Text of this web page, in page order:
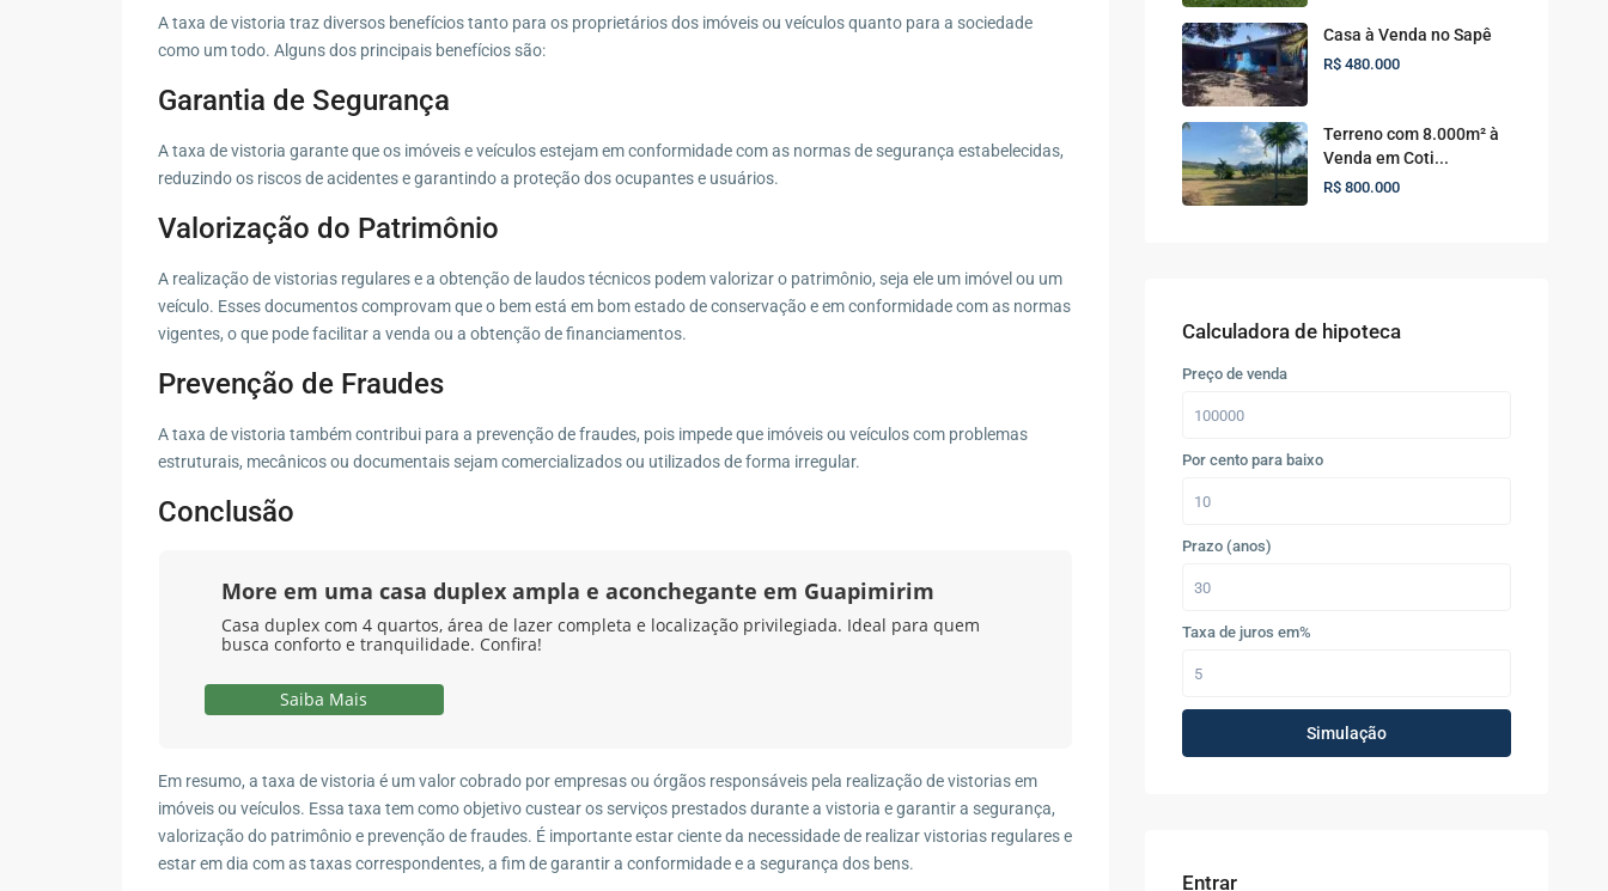
A taxa de vistoria traz diversos benefícios tanto para os proprietários dos imóveis ou veículos quanto para a sociedade
como um todo. Alguns dos principais benefícios são:
Garantia de Segurança
A taxa de vistoria garante que os imóveis e veículos estejam em conformidade com as normas de segurança estabelecidas,
reduzindo os riscos de acidentes e garantindo a proteção dos ocupantes e usuários.
Valorização do Patrimônio
A realização de vistorias regulares e a obtenção de laudos técnicos podem valorizar o patrimônio, seja ele um imóvel ou um
veículo. Esses documentos comprovam que o bem está em bom estado de conservação e em conformidade com as normas
vigentes, o que pode facilitar a venda ou a obtenção de financiamentos.
Prevenção de Fraudes
A taxa de vistoria também contribui para a prevenção de fraudes, pois impede que imóveis ou veículos com problemas
estruturais, mecânicos ou documentais sejam comercializados ou utilizados de forma irregular.
Conclusão
More em uma casa duplex ampla e aconchegante em Guapimirim
Casa duplex com 4 quartos, área de lazer completa e localização privilegiada. Ideal para quem
busca conforto e tranquilidade. Confira!
Saiba Mais
Em resumo, a taxa de vistoria é um valor cobrado por empresas ou órgãos responsáveis pela realização de vistorias em
imóveis ou veículos. Essa taxa tem como objetivo custear os serviços prestados durante a vistoria e garantir a segurança,
valorização do patrimônio e prevenção de fraudes. É importante estar ciente da necessidade de realizar vistorias regulares e
estar em dia com as taxas correspondentes, a fim de garantir a conformidade e a segurança dos bens.
Casa à Venda no Sapê
R$ 480.000
Terreno com 8.000m² à
Venda em Coti...
R$ 800.000
Calculadora de hipoteca
Preço de venda
Por cento para baixo
Prazo (anos)
Taxa de juros em%
Simulação
Entrar